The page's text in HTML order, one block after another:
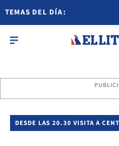
TEMAS DEL DÍA:
DESDE LAS 20.30 VISITA A